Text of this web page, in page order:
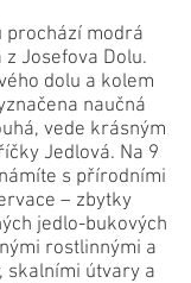
prochází modrá
Josefova Dolu.
dolu a kolem
naučná
vede krásným
Jedlová. Na 9
s přírodními
– zbytky
jedlo-bukových
rostlinnými a
skalními útvary a